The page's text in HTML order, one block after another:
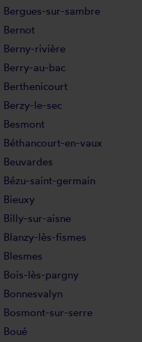
Bergues-sur-sambre
Bernot
Berny-rivière
Berry-au-bac
Berthenicourt
Berzy-le-sec
Besmont
Béthancourt-en-vaux
Beuvardes
Bézu-saint-germain
Bieuxy
Billy-sur-aisne
Blanzy-lès-fismes
Blesmes
Bois-lès-pargny
Bonnesvalyn
Bosmont-sur-serre
Boué